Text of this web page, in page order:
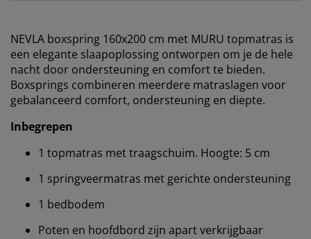
NEVLA boxspring 160x200 cm met MURU topmatras is
een elegante slaapoplossing ontworpen om je de hele
nacht door ondersteuning en comfort te bieden.
Boxsprings combineren meerdere matraslagen voor
gebalanceerd comfort, ondersteuning en diepte.
Inbegrepen
1 topmatras met traagschuim. Hoogte: 5 cm
1 springveermatras met gerichte ondersteuning
1 bedbodem
Poten en hoofdbord zijn apart verkrijgbaar